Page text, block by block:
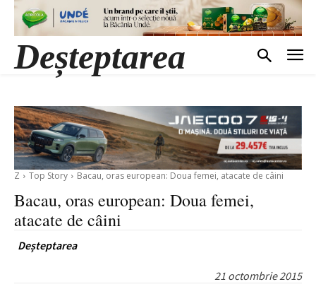
Deșteptarea
Z Top Story Bacau, oras european: Doua femei, atacate de câini
Bacau, oras european: Doua femei,
atacate de câini
Deșteptarea
21 octombrie 2015